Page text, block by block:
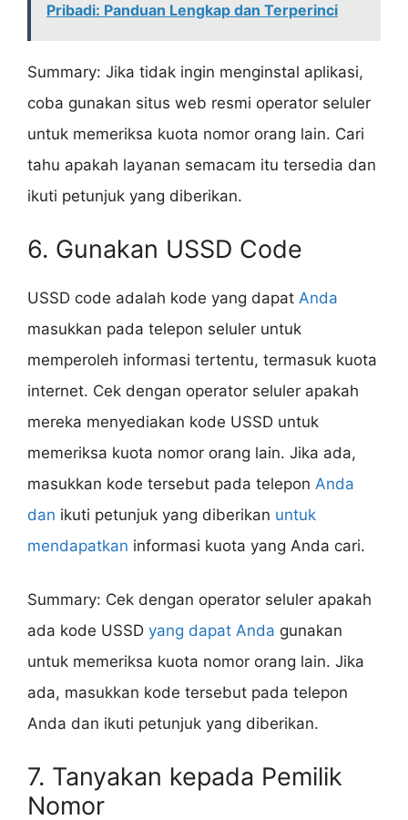
Pribadi: Panduan Lengkap dan Terperinci
Summary: Jika tidak ingin menginstal aplikasi,
coba gunakan situs web resmi operator seluler
untuk memeriksa kuota nomor orang lain. Cari
tahu apakah layanan semacam itu tersedia dan
ikuti petunjuk yang diberikan.
6. Gunakan USSD Code
USSD code adalah kode yang dapat Anda
masukkan pada telepon seluler untuk
memperoleh informasi tertentu, termasuk kuota
internet. Cek dengan operator seluler apakah
mereka menyediakan kode USSD untuk
memeriksa kuota nomor orang lain. Jika ada,
masukkan kode tersebut pada telepon Anda
dan ikuti petunjuk yang diberikan untuk
mendapatkan informasi kuota yang Anda cari.
Summary: Cek dengan operator seluler apakah
ada kode USSD yang dapat Anda gunakan
untuk memeriksa kuota nomor orang lain. Jika
ada, masukkan kode tersebut pada telepon
Anda dan ikuti petunjuk yang diberikan.
7. Tanyakan kepada Pemilik
Nomor